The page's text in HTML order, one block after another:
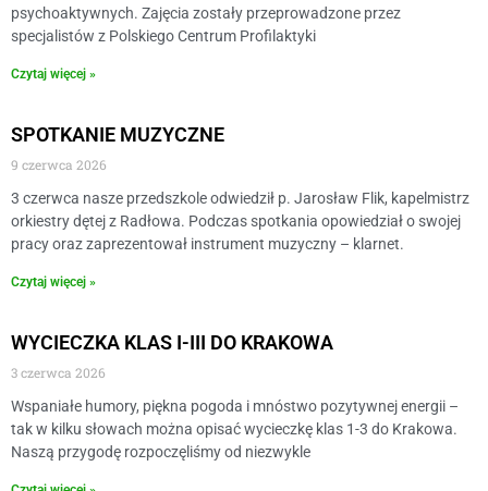
psychoaktywnych. Zajęcia zostały przeprowadzone przez
specjalistów z Polskiego Centrum Profilaktyki
Czytaj więcej »
SPOTKANIE MUZYCZNE
9 czerwca 2026
3 czerwca nasze przedszkole odwiedził p. Jarosław Flik, kapelmistrz
orkiestry dętej z Radłowa. Podczas spotkania opowiedział o swojej
pracy oraz zaprezentował instrument muzyczny – klarnet.
Czytaj więcej »
WYCIECZKA KLAS I-III DO KRAKOWA
3 czerwca 2026
Wspaniałe humory, piękna pogoda i mnóstwo pozytywnej energii –
tak w kilku słowach można opisać wycieczkę klas 1-3 do Krakowa.
Naszą przygodę rozpoczęliśmy od niezwykle